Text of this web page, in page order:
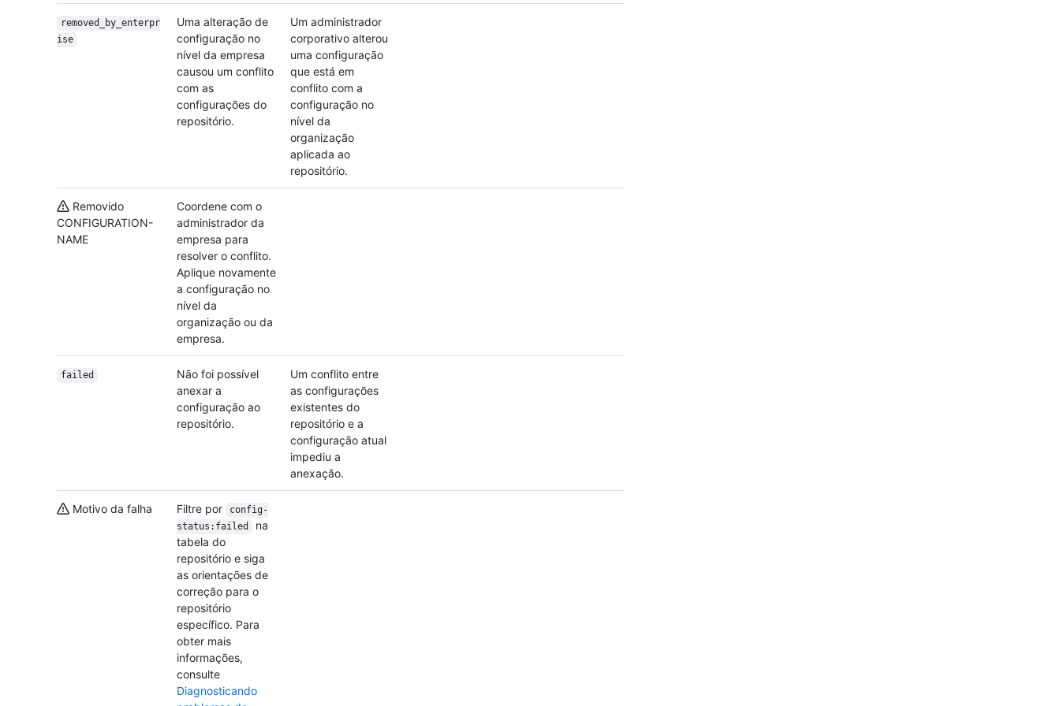
removed_by_enterpr
ise
Uma alteração de
configuração no
nível da empresa
causou um conflito
com as
configurações do
repositório.
Um administrador
corporativo alterou
uma configuração
que está em
conflito com a
configuração no
nível da
organização
aplicada ao
repositório.
Removido
CONFIGURATION-
NAME
Coordene com o
administrador da
empresa para
resolver o conflito.
Aplique novamente
a configuração no
nível da
organização ou da
empresa.
failed
Não foi possível
anexar a
configuração ao
repositório.
Um conflito entre
as configurações
existentes do
repositório e a
configuração atual
impediu a
anexação.
Motivo da falha Filtre por
config-
status:failed
na
tabela do
repositório e siga
as orientações de
correção para o
repositório
específico. Para
obter mais
informações,
consulte
Diagnosticando